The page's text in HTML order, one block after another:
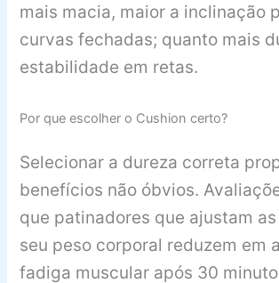
mais macia, maior a inclinação
curvas fechadas; quanto mais
estabilidade em retas.
Por que escolher o Cushion certo?
Selecionar a dureza correta
benefícios não óbvios.
que patinadores que ajustam
seu peso corporal reduzem em
fadiga muscular após 30